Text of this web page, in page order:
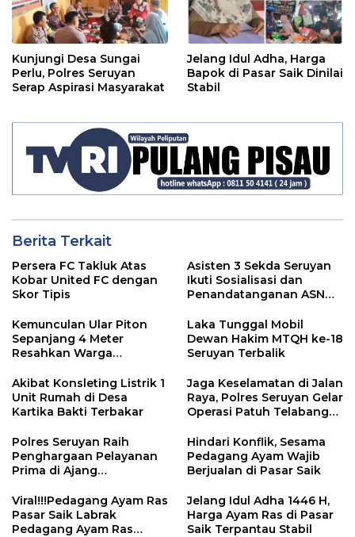
Kunjungi Desa Sungai
Perlu, Polres Seruyan
Serap Aspirasi Masyarakat
Jelang Idul Adha, Harga
Bapok di Pasar Saik Dinilai
Stabil
Berita Terkait
Persera FC Takluk Atas
Kobar United FC dengan
Skor Tipis
Asisten 3 Sekda Seruyan
Ikuti Sosialisasi dan
Penandatanganan ASN
Kemunculan Ular Piton
Sepanjang 4 Meter
Resahkan Warga
Laka Tunggal Mobil
Dewan Hakim MTQH ke-18
Seruyan Terbalik
Akibat Konsleting Listrik 1
Unit Rumah di Desa
Kartika Bakti Terbakar
Jaga Keselamatan di Jalan
Raya, Polres Seruyan Gelar
Operasi Patuh Telabang
Polres Seruyan Raih
Penghargaan Pelayanan
Prima di Ajang
Hindari Konflik, Sesama
Pedagang Ayam Wajib
Berjualan di Pasar Saik
Viral!!!Pedagang Ayam Ras
Pasar Saik Labrak
Pedagang Ayam Ras
Jelang Idul Adha 1446 H,
Harga Ayam Ras di Pasar
Saik Terpantau Stabil